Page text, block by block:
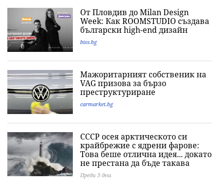
От Пловдив до Milan Design
Week: Как ROOMSTUDIO създава
български high-end дизайн
biss.bg
Мажоритарният собственик на
VAG призова за бързо
преструктуриране
carmarket.bg
СССР осея арктическото си
крайбрежие с ядрени фарове:
Това беше отлична идея... докато
не престана да бъде такава
Преди 3 дни